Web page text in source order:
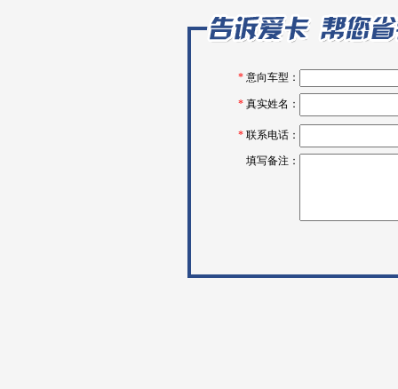
* 意向车型：
* 真实姓名：
* 联系电话：
填写备注：